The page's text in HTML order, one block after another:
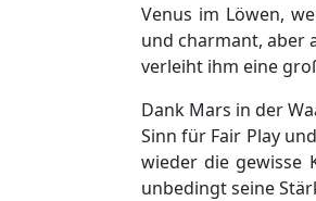
Venus im Löwen,
und charmant, aber
verleiht ihm eine
Dank Mars in der
Sinn für Fair Play
wieder die gewisse
unbedingt seine